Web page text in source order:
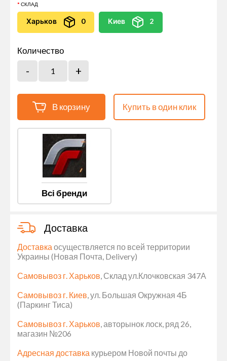
СКЛАД
Харьков 0 Киев 2
Количество
В корзину Купить в один клик
Всі бренди
Доставка
Доставка осуществляется по всей территории
Украины (Новая Почта, Delivery)
Самовывоз г. Харьков, Склад ул.Клочковская 347А
Самовывоз г. Киев, ул. Большая Окружная 4Б
(Паркинг Тиса)
Самовывоз г. Харьков, авторынок лоск, ряд 26,
магазин №206
Адресная доставка курьером Новой почты до